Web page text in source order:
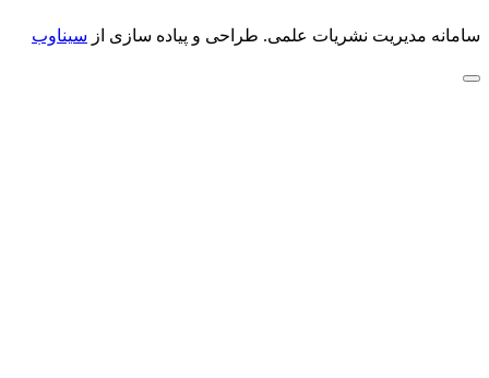
سامانه مدیریت نشریات علمی. طراحی و پیاده سازی از سیناوب